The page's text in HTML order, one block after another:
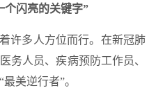
个闪亮的关键字”
多人方位而行。在新冠肺
务人员、疾病预防工作员、
美逆行者”。